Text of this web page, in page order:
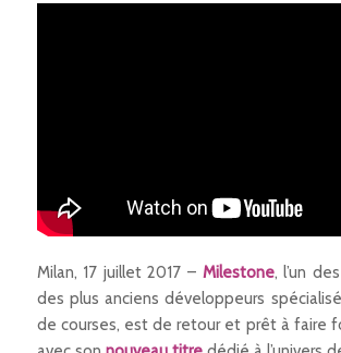
Milan, 17 juillet 2017 – Milestone, l’un
des plus anciens développeurs
de courses, est de retour et prêt à faire